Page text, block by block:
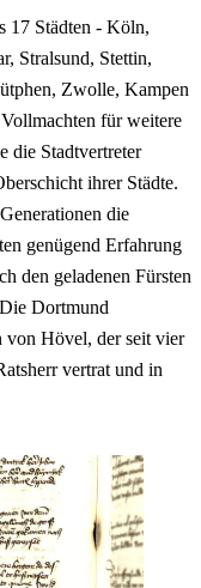
17 Städten - Köln,
Stralsund, Stettin,
Zwolle, Kampen
für weitere
die Stadtvertreter
ihrer Städte.
die
genügend Erfahrung
den geladenen Fürsten
Dortmund
von Hövel, der seit vier
vertrat und in